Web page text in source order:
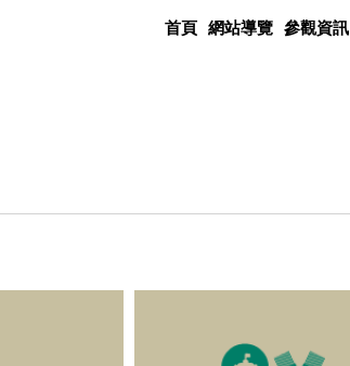
首頁 網站導覽 參觀資訊